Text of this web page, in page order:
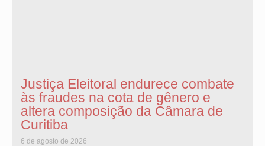
Justiça Eleitoral endurece combate
às fraudes na cota de gênero e
altera composição da Câmara de
Curitiba
6 de agosto de 2026